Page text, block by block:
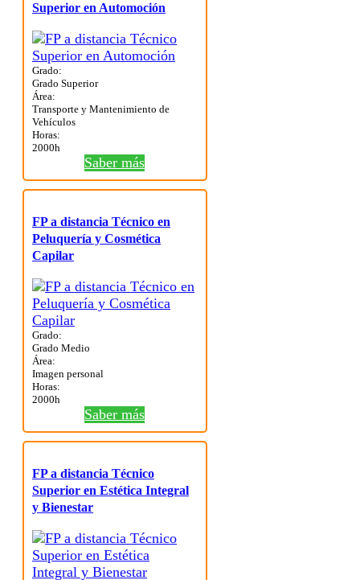
Superior en Automoción
Grado:
Grado Superior
Área:
Transporte y Mantenimiento de
Vehículos
Horas:
2000h
Saber más
FP a distancia Técnico en
Peluquería y Cosmética
Capilar
Grado:
Grado Medio
Área:
Imagen personal
Horas:
2000h
Saber más
FP a distancia Técnico
Superior en Estética Integral
y Bienestar